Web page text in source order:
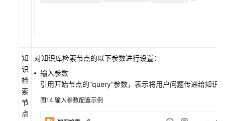
知
识
检
索
节
点
对知识库检索节点的以下参数进行设置：
输入参数
引用开始节点的“query”参数，表示将用户问题传递给知识
图14 输入参数配置示例